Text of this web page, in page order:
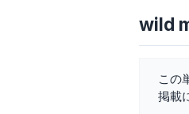
wild
この
掲載